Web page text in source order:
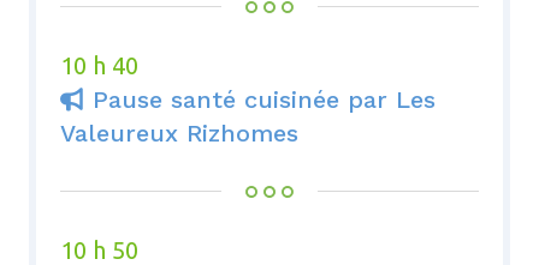
10 h 40
 Pause santé cuisinée par Les
Valeureux Rizhomes
10 h 50